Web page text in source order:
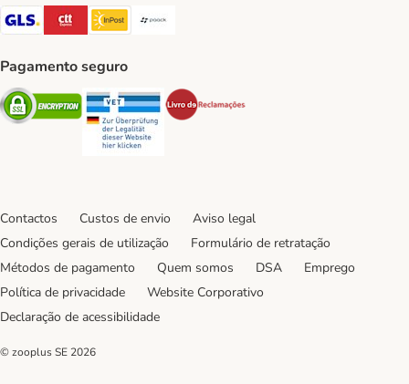
GLS Shipping Method
CTTExpress Shipping Method
InPost Shipping Method
Pagamento seguro
Security Security
Contactos Custos de envio
Aviso legal
Condições gerais de utilização
Formulário de retratação
Métodos de pagamento
Quem somos DSA
Emprego
Política de privacidade
Website Corporativo
Declaração de acessibilidade
© zooplus SE 2026